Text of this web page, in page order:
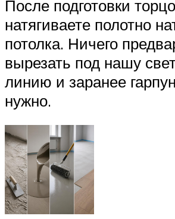
После подготовки
натягиваете полотно
потолка. Ничего
вырезать под нашу
линию и заранее
нужно.